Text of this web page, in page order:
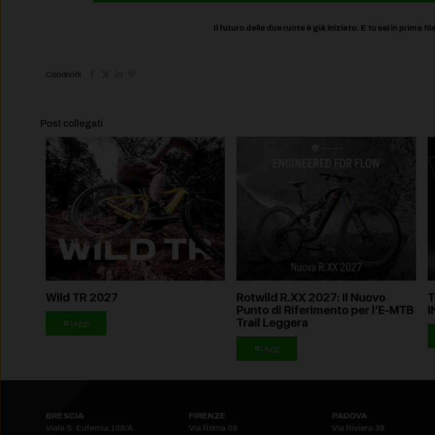
Il futuro delle due ruote è già iniziato. E tu sei in prima
Condividi
Post collegati
Wild TR 2027
Leggi
Rotwild R.XX 2027: Il Nuovo
Punto di Riferimento per l’E-MTB
Trail Leggera
Leggi
BRESCIA
Viale S. Eufemia 108/A
FIRENZE
Via Roma 58
PADOVA
Via Riviera 38